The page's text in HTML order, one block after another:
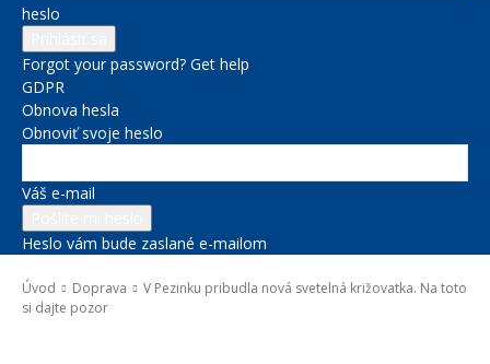
heslo
Forgot your password? Get help
GDPR
Obnova hesla
Obnoviť svoje heslo
Váš e-mail
Heslo vám bude zaslané e-mailom
Úvod Doprava
V Pezinku pribudla nová svetelná križovatka. Na toto
si dajte pozor